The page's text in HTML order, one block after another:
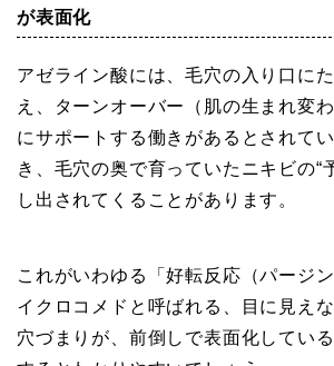
が表面化
アゼライン酸には、毛穴の入り口に
え、ターンオーバー（肌の生まれ変
にサポートする働きがあるとされて
き、毛穴の奥で育っていたニキビの“
し出されてくることがあります。
これがいわゆる「好転反応（パージ
イクロコメドと呼ばれる、目に見え
穴づまりが、前倒しで表面化してい